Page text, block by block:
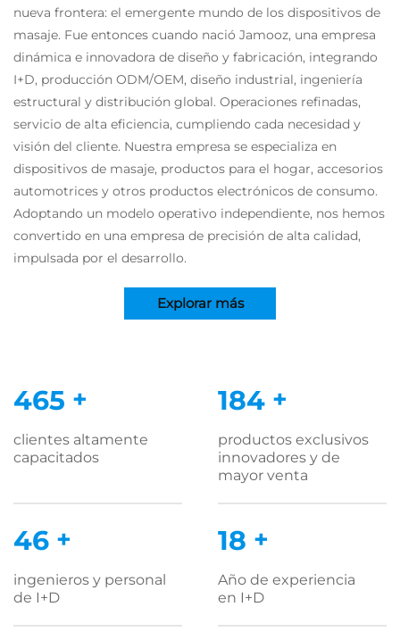
nueva frontera: el emergente mundo de los dispositivos de
masaje. Fue entonces cuando nació Jamooz, una empresa
dinámica e innovadora de diseño y fabricación, integrando
I+D, producción ODM/OEM, diseño industrial, ingeniería
estructural y distribución global. Operaciones refinadas,
servicio de alta eficiencia, cumpliendo cada necesidad y
visión del cliente. Nuestra empresa se especializa en
dispositivos de masaje, productos para el hogar, accesorios
automotrices y otros productos electrónicos de consumo.
Adoptando un modelo operativo independiente, nos hemos
convertido en una empresa de precisión de alta calidad,
impulsada por el desarrollo.
Explorar más
500 +
clientes altamente
capacitados
200 +
productos exclusivos
innovadores y de
mayor venta
50 +
ingenieros y personal
de I+D
20 +
Año de experiencia
en I+D